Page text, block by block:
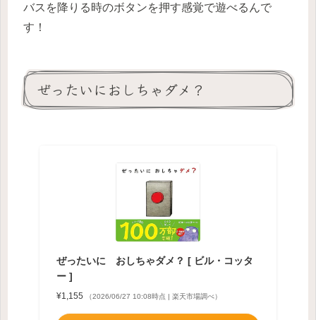
バスを降りる時のボタンを押す感覚で遊べるんで
す！
ぜったいにおしちゃダメ？
ぜったいに おしちゃダメ？ [ ビル・コッタ
ー ]
¥1,155 （2026/06/27 10:08時点 | 楽天市場調べ）